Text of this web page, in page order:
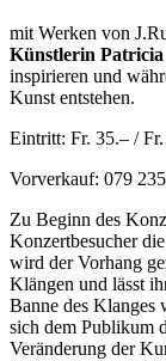
mit Werken von
Künstlerin
inspirieren und
Kunst entstehen.
Eintritt: Fr. 35.– /
Vorverkauf: 079
Zu Beginn des
Konzertbesucher
wird der Vorhang
Klängen und lässt
Banne des Klanges
sich dem Publikum
Veränderung der